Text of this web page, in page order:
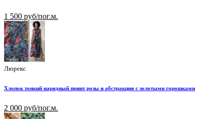
1 500 руб/пог.м.
Люрекс
Хлопок тонкий нарядный принт розы и абстракция с золотыми горошками
2 000 руб/пог.м.